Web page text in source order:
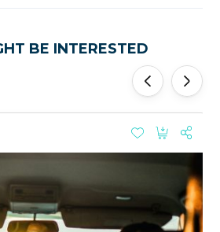
BE INTERESTED
'